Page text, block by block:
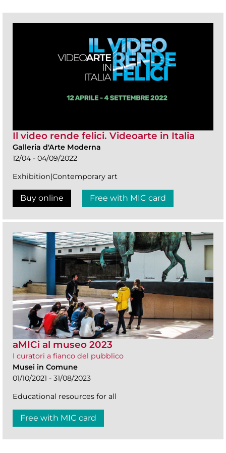
Il video rende felici. Videoarte in Italia
Galleria d'Arte Moderna
12/04 - 04/09/2022
Exhibition|Contemporary art
Buy online Free with MIC card
aMICi al museo 2023
I curatori a fianco del pubblico
Musei in Comune
01/10/2021 - 31/08/2023
Educational resources for all
Free with MIC card